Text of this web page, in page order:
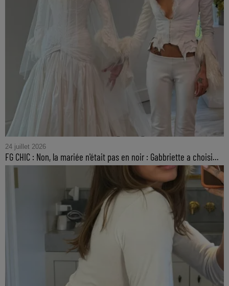
24 juillet 2026
FG CHIC : Non, la mariée n'était pas en noir : Gabbriette a choisi...